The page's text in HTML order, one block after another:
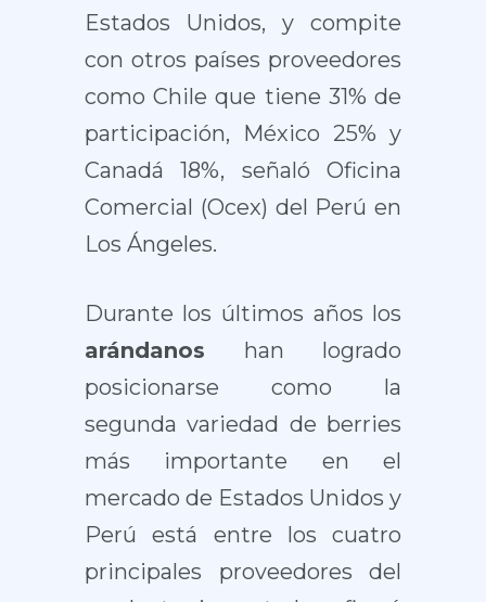
Estados Unidos, y compite
con otros países proveedores
como Chile que tiene 31% de
participación, México 25% y
Canadá 18%, señaló Oficina
Comercial (Ocex) del Perú en
Los Ángeles.
Durante los últimos años los
arándanos han logrado
posicionarse como la
segunda variedad de berries
más importante en el
mercado de Estados Unidos y
Perú está entre los cuatro
principales proveedores del